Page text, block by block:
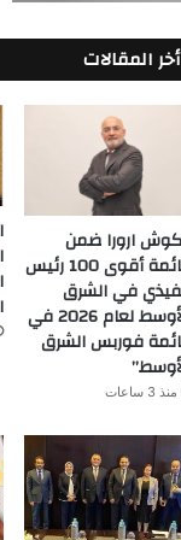
أخر المقالات
ارورا ضمن
قائمة أقوى 100 رئيس
في الشرق
الأوسط لعام 2026 في
فوربس الشرق
منذ 3 ساعات